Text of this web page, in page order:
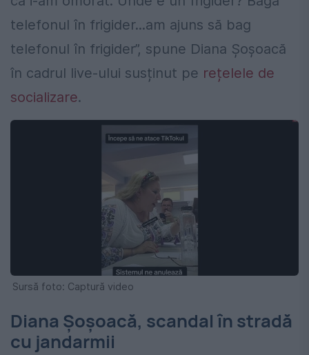
telefonul în frigider...am ajuns să bag
telefonul în frigider”, spune Diana Șoșoacă
în cadrul live-ului susținut pe rețelele de
socializare.
Sursă foto: Captură video
Diana Șoșoacă, scandal în stradă
cu jandarmii